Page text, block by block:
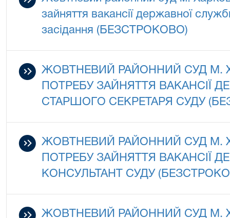
зайняття вакансії державної
засідання (БЕЗСТРОКОВО)
ЖОВТНЕВИЙ РАЙОННИЙ СУД М.
ПОТРЕБУ ЗАЙНЯТТЯ ВАКАНСІЇ
СТАРШОГО СЕКРЕТАРЯ СУДУ
ЖОВТНЕВИЙ РАЙОННИЙ СУД М.
ПОТРЕБУ ЗАЙНЯТТЯ ВАКАНСІЇ
КОНСУЛЬТАНТ СУДУ
ЖОВТНЕВИЙ РАЙОННИЙ СУД М.